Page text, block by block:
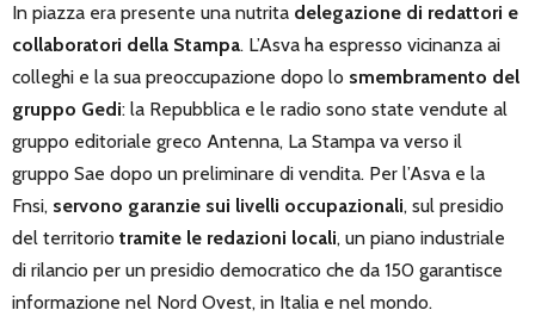
In piazza era presente una nutrita delegazione di redattori e
collaboratori della Stampa. L’Asva ha espresso vicinanza ai
colleghi e la sua preoccupazione dopo lo smembramento del
gruppo Gedi: la Repubblica e le radio sono state vendute al
gruppo editoriale greco Antenna, La Stampa va verso il
gruppo Sae dopo un preliminare di vendita. Per l’Asva e la
Fnsi, servono garanzie sui livelli occupazionali, sul presidio
del territorio tramite le redazioni locali, un piano industriale
di rilancio per un presidio democratico che da 150 garantisce
informazione nel Nord Ovest, in Italia e nel mondo.